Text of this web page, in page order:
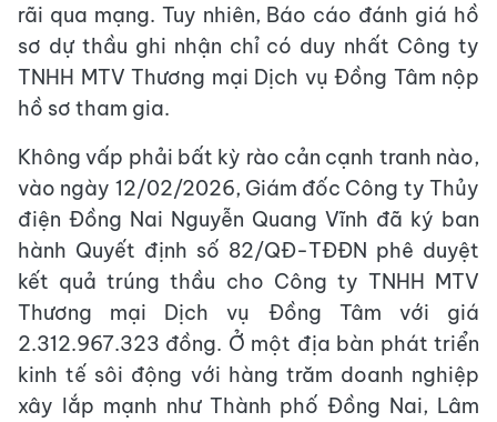
rãi qua mạng. Tuy nhiên, Báo cáo đánh giá hồ
sơ dự thầu ghi nhận chỉ có duy nhất Công ty
TNHH MTV Thương mại Dịch vụ Đồng Tâm nộp
hồ sơ tham gia.
Không vấp phải bất kỳ rào cản cạnh tranh nào,
vào ngày 12/02/2026, Giám đốc Công ty Thủy
điện Đồng Nai Nguyễn Quang Vĩnh đã ký ban
hành Quyết định số 82/QĐ-TĐĐN phê duyệt
kết quả trúng thầu cho Công ty TNHH MTV
Thương mại Dịch vụ Đồng Tâm với giá
2.312.967.323 đồng. Ở một địa bàn phát triển
kinh tế sôi động với hàng trăm doanh nghiệp
xây lắp mạnh như Thành phố Đồng Nai, Lâm